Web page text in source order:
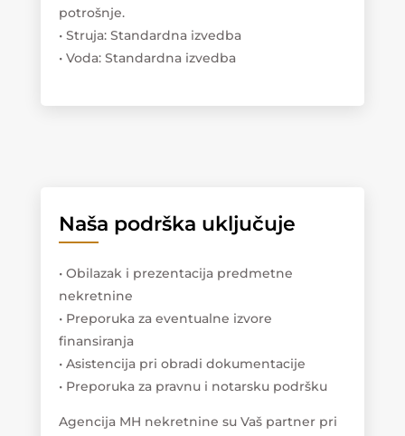
potrošnje.
• Struja: Standardna izvedba
• Voda: Standardna izvedba
Naša podrška uključuje
• Obilazak i prezentacija predmetne
nekretnine
• Preporuka za eventualne izvore
finansiranja
• Asistencija pri obradi dokumentacije
• Preporuka za pravnu i notarsku podršku
Agencija MH nekretnine su Vaš partner pri